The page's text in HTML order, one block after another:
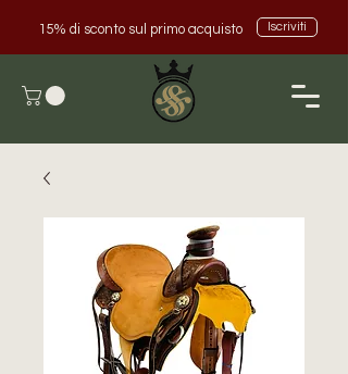
15% di sconto sul primo acquisto Iscriviti